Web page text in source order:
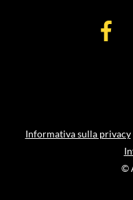
Informativa sulla privacy
©